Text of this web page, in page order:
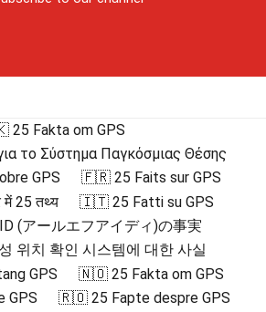
Fakta om GPS
το Σύστημα Παγκόσμιας Θέσης
GPS
🇫🇷 25 Faits sur GPS
25 तथ्य
🇮🇹 25 Fatti su GPS
(アールエフアイディ)の事実
위치 확인 시스템에 대한 사실
GPS
🇳🇴 25 Fakta om GPS
GPS
🇷🇴 25 Fapte despre GPS